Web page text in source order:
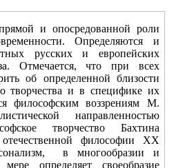
и опосредованной роли
Определяются и
русских и европейских
Отмечается, что при всех
об определенной близости
творчества и в специфике их
философским воззрениям М.
направленностью
творчество Бахтина
отечественной философии ХХ
в многообразии и
определяет своеобразие